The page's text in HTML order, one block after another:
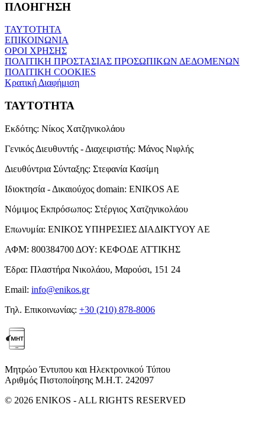
ΠΛΟΗΓΗΣΗ
ΤΑΥΤΟΤΗΤΑ
ΕΠΙΚΟΙΝΩΝΙΑ
ΟΡΟΙ ΧΡΗΣΗΣ
ΠΟΛΙΤΙΚΗ ΠΡΟΣΤΑΣΙΑΣ ΠΡΟΣΩΠΙΚΩΝ ΔΕΔΟΜΕΝΩΝ
ΠΟΛΙΤΙΚΗ COOKIES
Κρατική Διαφήμιση
ΤΑΥΤΟΤΗΤΑ
Εκδότης: Νίκος Χατζηνικολάου
Γενικός Διευθυντής - Διαχειριστής: Μάνος Νιφλής
Διευθύντρια Σύνταξης: Στεφανία Κασίμη
Ιδιοκτησία - Δικαιούχος domain: ENIKOS AE
Νόμιμος Εκπρόσωπος: Στέργιος Χατζηνικολάου
Επωνυμία: ΕΝΙΚΟΣ ΥΠΗΡΕΣΙΕΣ ΔΙΑΔΙΚΤΥΟΥ ΑΕ
ΑΦΜ: 800384700 ΔΟΥ: ΚΕΦΟΔΕ ΑΤΤΙΚΗΣ
Έδρα: Πλαστήρα Νικολάου, Μαρούσι, 151 24
Email: info@enikos.gr
Τηλ. Επικοινωνίας: +30 (210) 878-8006
Μητρώο Έντυπου και Ηλεκτρονικού Τύπου
Αριθμός Πιστοποίησης Μ.Η.Τ. 242097
© 2026 ENIKOS - ALL RIGHTS RESERVED